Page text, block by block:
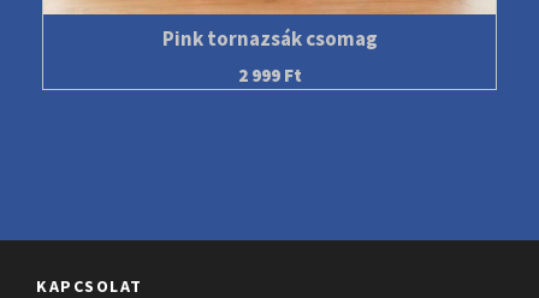
Pink tornazsák csomag
2 999 Ft
KAPCSOLAT